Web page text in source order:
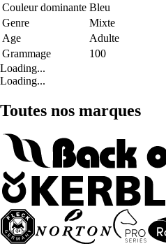
Couleur dominante Bleu
Genre
Mixte
Age
Adulte
Grammage
100
Loading...
Loading...
Toutes nos marques